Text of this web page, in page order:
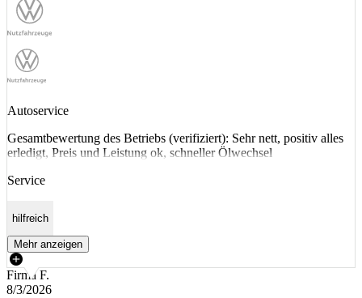
Autoservice
Gesamtbewertung des Betriebs (verifiziert): Sehr nett, positiv alles
erledigt, Preis und Leistung ok, schneller Ölwechsel
Service
hilfreich
Mehr anzeigen
Firma F.
8/3/2026